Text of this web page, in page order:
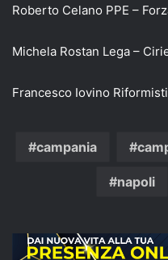
Roberto Celano PPE –
Michela Rostan Lega –
Francesco Iovino
campania
napoli